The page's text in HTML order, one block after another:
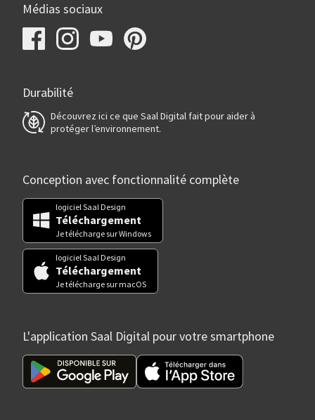
Médias sociaux
Durabilité
Découvrez ici ce que Saal Digital fait pour aider à
protéger l’environnement.
Conception avec fonctionnalité complète
logiciel Saal Design
Téléchargement
Je télécharge sur Windows
logiciel Saal Design
Téléchargement
Je télécharge sur macOS
L'application Saal Digital pour votre smartphone